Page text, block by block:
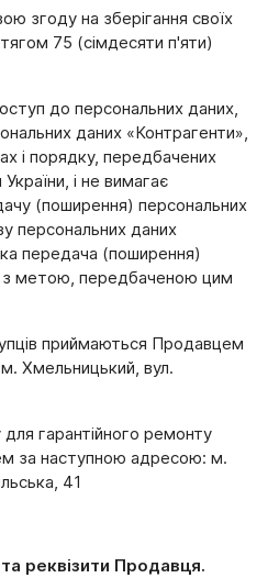
згоду на зберігання своїх
75 (сімдесяти п'яти)
до персональних даних,
даних «Контрагенти»,
і порядку, передбачених
і не вимагає
(поширення) персональних
персональних даних
передача (поширення)
з метою, передбаченою цим
приймаються Продавцем
Хмельницький, вул.
гарантійного ремонту
за наступною адресою: м.
41
реквізити Продавця.